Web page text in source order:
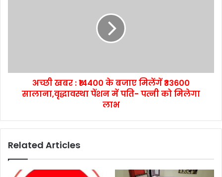
अच्छी खबर : ₹14400 के बजाए मिलेंगें ₹33600
सालाना,वृद्धावस्था पेंशन में पति- पत्नी को मिलेगा
लाभ
Related Articles